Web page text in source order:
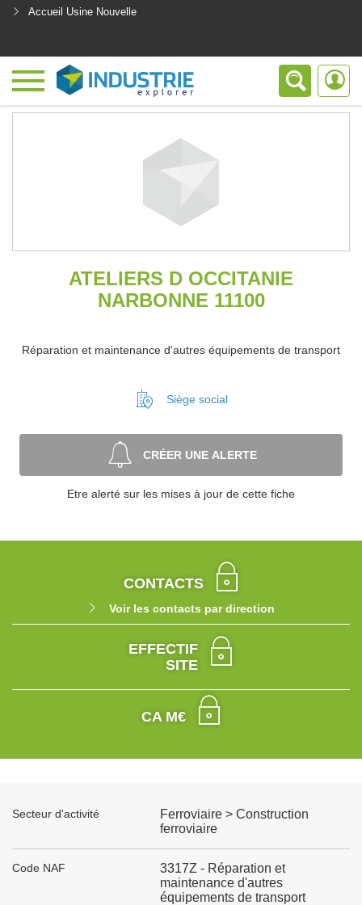
Accueil Usine Nouvelle
ATELIERS D OCCITANIE
NARBONNE 11100
Réparation et maintenance d'autres équipements de transport
Siège social
CRÉER UNE ALERTE
Etre alerté sur les mises à jour de cette fiche
CONTACTS
Voir les contacts par direction
EFFECTIF
SITE
CA M€
Secteur d'activité
Ferroviaire > Construction
ferroviaire
Code NAF
3317Z - Réparation et
maintenance d'autres
équipements de transport